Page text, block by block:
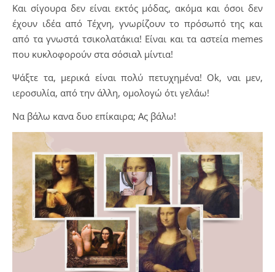
Και σίγουρα δεν είναι εκτός μόδας, ακόμα και όσοι δεν
έχουν ιδέα από Τέχνη, γνωρίζουν το πρόσωπό της και
από τα γνωστά τσικολατάκια! Είναι και τα αστεία memes
που κυκλοφορούν στα σόσιαλ μίντια!
Ψάξτε τα, μερικά είναι πολύ πετυχημένα! Ok, ναι μεν,
ιεροσυλία, από την άλλη, ομολογώ ότι γελάω!
Nα βάλω κανα δυο επίκαιρα; Ας βάλω!